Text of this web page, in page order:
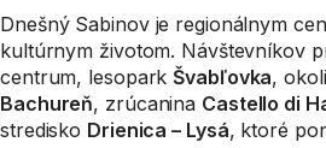
Dnešný Sabinov je regionálnym
kultúrnym životom. Návštevníkov
centrum, lesopark Švabľovka,
Bachureň, zrúcanina Castello di
stredisko Drienica – Lysá, ktoré